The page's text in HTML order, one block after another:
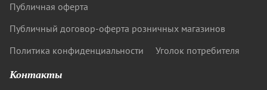
Публичная оферта
Публичный договор-оферта розничных магазинов
Политика конфиденциальности
Уголок потребителя
Контакты